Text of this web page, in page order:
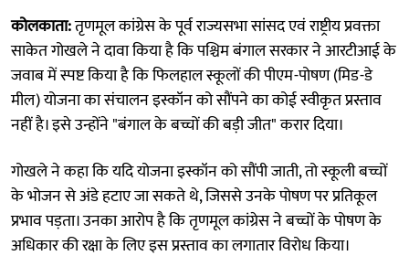
कोलकाता:तृणमूल कांग्रेस के पूर्व राज्यसभा सांसद एवं राष्ट्रीय प्रवक्ता
साकेत गोखले ने दावा किया है कि पश्चिम बंगाल सरकार ने आरटीआई के
जवाब में स्पष्ट किया है कि फिलहाल स्कूलों की पीएम-पोषण (मिड-डे
मील) योजना का संचालन इस्कॉन को सौंपने का कोई स्वीकृत प्रस्ताव
नहीं है। इसे उन्होंने "बंगाल के बच्चों की बड़ी जीत" करार दिया।
गोखले ने कहा कि यदि योजना इस्कॉन को सौंपी जाती, तो स्कूली बच्चों
के भोजन से अंडे हटाए जा सकते थे, जिससे उनके पोषण पर प्रतिकूल
प्रभाव पड़ता। उनका आरोप है कि तृणमूल कांग्रेस ने बच्चों के पोषण के
अधिकार की रक्षा के लिए इस प्रस्ताव का लगातार विरोध किया।